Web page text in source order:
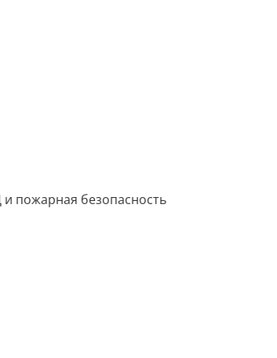
пожарная безопасность